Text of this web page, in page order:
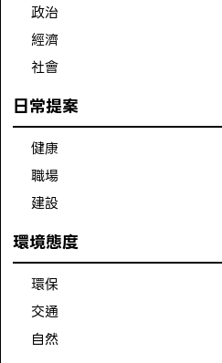
政治
經濟
社會
日常提案
健康
職場
建設
環境態度
環保
交通
自然